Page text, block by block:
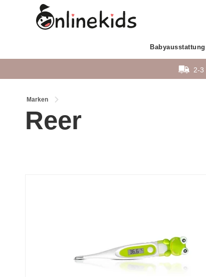
Babyausstattung
2-3
Marken
Reer